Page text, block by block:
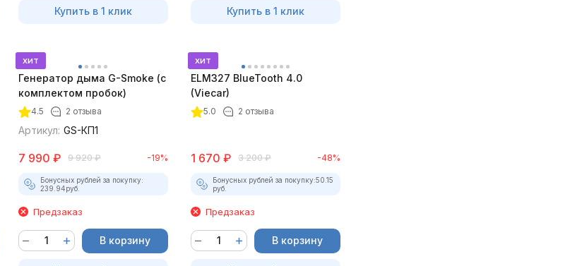
Купить в 1 клик Купить в 1 клик
хит
Генератор дыма G-Smoke (c
комплектом пробок)
4.5 2 отзыва
Артикул: GS-КП1
7 990 ₽ 9 920 ₽ -19%
Бонусных рублей за покупку:
239.94руб.
Предзаказ
В корзину
хит
ELM327 BlueTooth 4.0
(Viecar)
5.0 2 отзыва
1 670 ₽ 3 200 ₽ -48%
Бонусных рублей за покупку:50.15
руб.
Предзаказ
В корзину